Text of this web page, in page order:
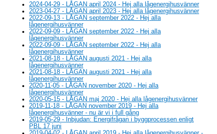
2024-04-29 - LÅGAN april 2024 - Hej alla lågenergihusvänner
2023-04-27 - LÅGAN april 2023 - Hej alla lågenergihusvänner
2022-09-13 - LÅGAN september 2022 - Hej alla
lågenergihusvänner
2022-09-09 - LÅGAN september 2022 - Hej alla
lågenergihusvänner
2022-09-09 - LÅGAN september 2022 - Hej alla
lågenergihusvänner
2021-08-18 - LÅGAN augusti 2021 - Hej alla
lågenergihusvänner
2021-08-18 - LÅGAN augusti 2021 - Hej alla
lågenergihusvänner
2020-11-05 - LÅGAN november 2020 - Hej alla
lågenergihusvänner
2020-05-15 - LÅGAN maj 2020 - Hej alla lågenergihusvänner
2019-11-18 - LÅGAN november 2019 - Hej alla
lågenergihusvänner - nu är vi i full gång
2019-05-29 - Inbjudan: Energifrågan i byggprocessen enligt
PBL 17 juni